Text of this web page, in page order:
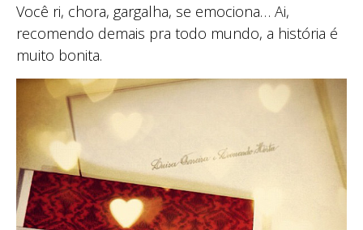
Você ri, chora, gargalha, se emociona… Ai,
recomendo demais pra todo mundo, a história é
muito bonita.